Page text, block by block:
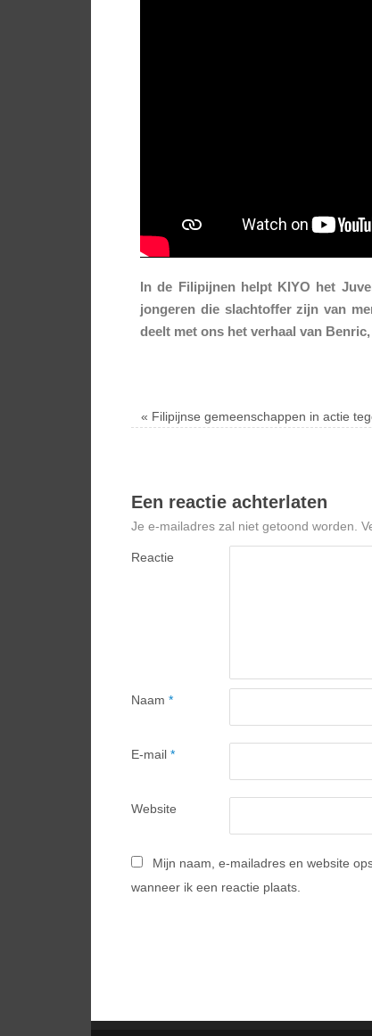
In de Filipijnen helpt KIYO het
jongeren die slachtoffer zijn van
deelt met ons het verhaal van
« Filipijnse gemeenschappen in actie
Een reactie achterlaten
Je e-mailadres zal niet getoond worden.
Reactie
Naam *
E-mail *
Website
Mijn naam, e-mailadres en website
wanneer ik een reactie plaats.